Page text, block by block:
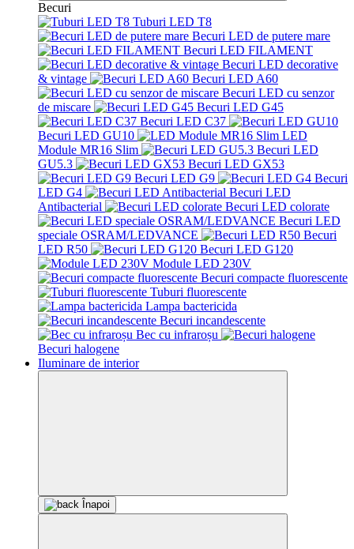
Becuri
Tuburi LED T8
Becuri LED de putere mare
Becuri LED FILAMENT
Becuri LED decorative
& vintage
Becuri LED A60
Becuri LED cu senzor
de miscare
Becuri LED G45
Becuri LED C37
Becuri LED GU10
LED
Module MR16 Slim
Becuri LED
GU5.3
Becuri LED GX53
Becuri LED G9
Becuri
LED G4
Becuri LED
Antibacterial
Becuri LED colorate
Becuri LED
speciale OSRAM/LEDVANCE
Becuri
LED R50
Becuri LED G120
Module LED 230V
Becuri compacte fluorescente
Tuburi fluorescente
Lampa bactericida
Becuri incandescente
Bec cu infraroșu
Becuri halogene
Iluminare de interior
Înapoi